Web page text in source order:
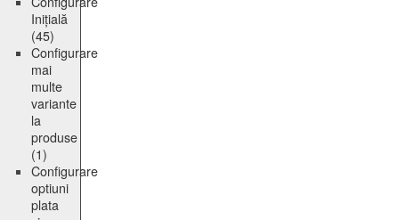
Inițială
(45)
Configurare
mai
multe
variante
la
produse
(1)
Configurare
optiuni
plata